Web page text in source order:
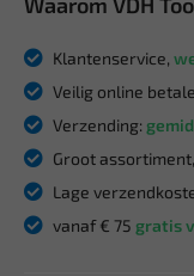
Klantenservice,
Veilig online
Verzending:
Groot assortiment,
Lage
vanaf € 75 gratis